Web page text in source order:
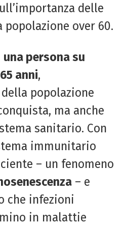
delle
over 60.
una persona su
anni,
popolazione
ma anche
sanitario. Con
immunitario
– un fenomeno
– e
che infezioni
in malattie